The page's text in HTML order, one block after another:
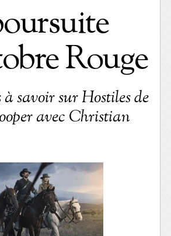
Rouge
à savoir sur Hostiles de
avec Christian